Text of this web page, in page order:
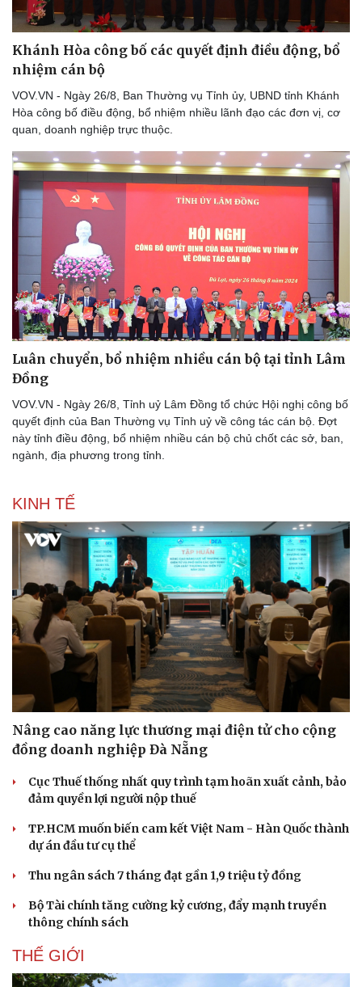
Kinh tế
Bất động sản
Khởi nghiệp
Thị trường
Giá vàng
Tiêu dùng
Tỷ giá
Chứng khoán
Giá cà phê
Pháp luật
Vụ án
Tin nóng
Tư vấn luật
Khánh Hòa công bố các quyết định điều động, bổ
nhiệm cán bộ
VOV.VN - Ngày 26/8, Ban Thường vụ Tỉnh ủy, UBND tỉnh Khánh
Hòa công bố điều động, bổ nhiệm nhiều lãnh đạo các đơn vị, cơ
quan, doanh nghiệp trực thuộc.
Luân chuyển, bổ nhiệm nhiều cán bộ tại tỉnh Lâm
Đồng
VOV.VN - Ngày 26/8, Tỉnh uỷ Lâm Đồng tổ chức Hội nghị công bố
quyết định của Ban Thường vụ Tỉnh uỷ về công tác cán bộ. Đợt
này tỉnh điều động, bổ nhiệm nhiều cán bộ chủ chốt các sở, ban,
ngành, địa phương trong tỉnh.
KINH TẾ
Nâng cao năng lực thương mại điện tử cho cộng
đồng doanh nghiệp Đà Nẵng
Cục Thuế thống nhất quy trình tạm hoãn xuất cảnh, bảo
đảm quyền lợi người nộp thuế
TP.HCM muốn biến cam kết Việt Nam - Hàn Quốc thành
dự án đầu tư cụ thể
Thu ngân sách 7 tháng đạt gần 1,9 triệu tỷ đồng
Bộ Tài chính tăng cường kỷ cương, đẩy mạnh truyền
thông chính sách
THẾ GIỚI